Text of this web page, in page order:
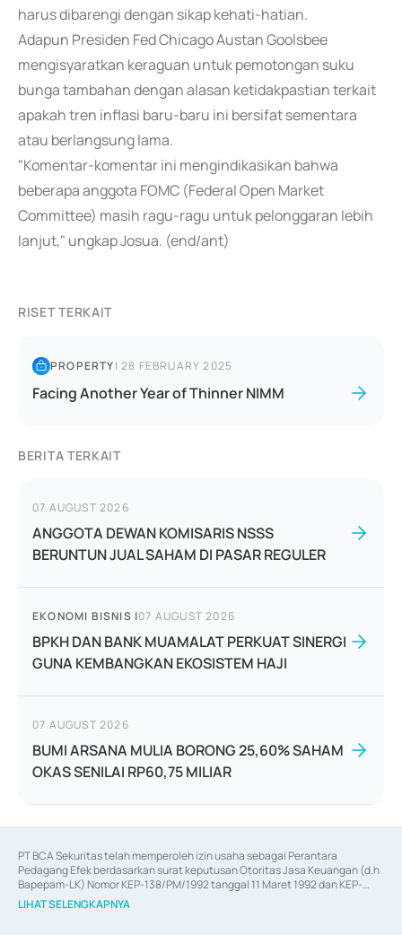
harus dibarengi dengan sikap kehati-hatian.
Adapun Presiden Fed Chicago Austan Goolsbee
mengisyaratkan keraguan untuk pemotongan suku
bunga tambahan dengan alasan ketidakpastian terkait
apakah tren inflasi baru-baru ini bersifat sementara
atau berlangsung lama.
"Komentar-komentar ini mengindikasikan bahwa
beberapa anggota FOMC (Federal Open Market
Committee) masih ragu-ragu untuk pelonggaran lebih
lanjut," ungkap Josua. (end/ant)
RISET TERKAIT
PROPERTY|28 FEBRUARY 2025
Facing Another Year of Thinner NIMM
BERITA TERKAIT
07 AUGUST 2026
ANGGOTA DEWAN KOMISARIS NSSS
BERUNTUN JUAL SAHAM DI PASAR REGULER
EKONOMI BISNIS |07 AUGUST 2026
BPKH DAN BANK MUAMALAT PERKUAT SINERGI
GUNA KEMBANGKAN EKOSISTEM HAJI
07 AUGUST 2026
BUMI ARSANA MULIA BORONG 25,60% SAHAM
OKAS SENILAI RP60,75 MILIAR
PT BCA Sekuritas telah memperoleh izin usaha sebagai Perantara
Pedagang Efek berdasarkan surat keputusan Otoritas Jasa Keuangan (d.h
Bapepam-LK) Nomor KEP-138/PM/1992 tanggal 11 Maret 1992 dan KEP-
06/D.04/2014 tanggal 28 Februari 2014, izin usaha sebagai Penjamin Emisi
Efek berdasarkan surat keputusan Otoritas Jasa Keuangan Nomor KEP-
LIHAT SELENGKAPNYA